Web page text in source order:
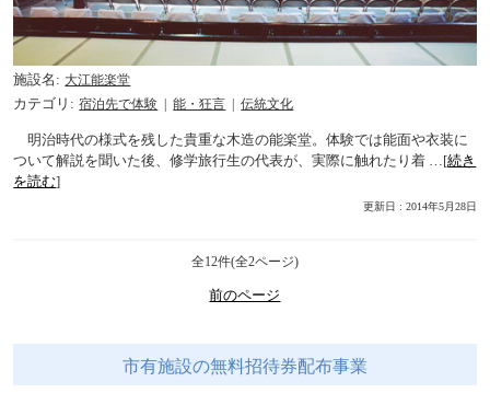
施設名
大江能楽堂
カテゴリ
宿泊先で体験 能・狂言 伝統文化
明治時代の様式を残した貴重な木造の能楽堂。体験では能面や衣装に
ついて解説を聞いた後、修学旅行生の代表が、実際に触れたり着 …[続き
を読む]
更新日 : 2014年5月28日
全12件(全2ページ)
前のページ
市有施設の無料招待券配布事業